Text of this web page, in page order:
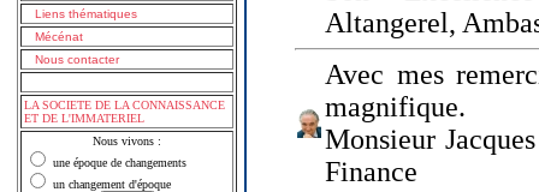
Liens thématiques
Mécénat
Nous contacter
LA SOCIETE DE LA CONNAISSANCE
ET DE L'IMMATERIEL
Nous vivons :
une époque de changements
un changement d'époque
Altangerel,
Avec mes
magnifique.
Monsieur
Finance